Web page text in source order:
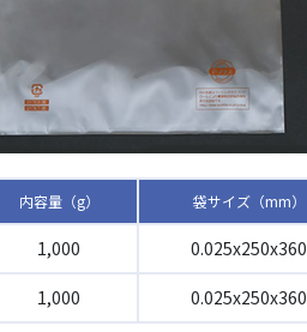
内容量（g） 袋サイズ（mm）
1,000 0.025x250x360
1,000 0.025x250x360